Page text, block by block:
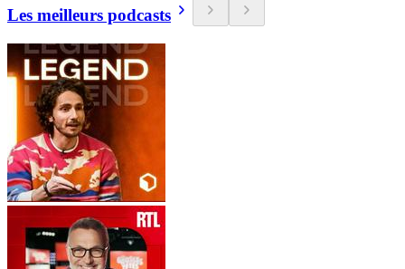
Les meilleurs podcasts